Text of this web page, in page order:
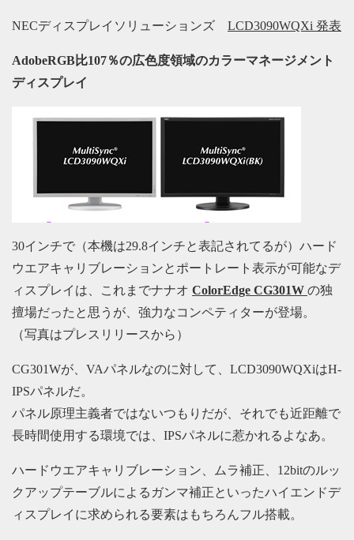
NECディスプレイソリューションズ LCD3090WQXi 発表
AdobeRGB比107％の広色度領域のカラーマネージメント
ディスプレイ
30インチで（本機は29.8インチと表記されてるが）ハード
ウエアキャリブレーションとポートレート表示が可能なデ
ィスプレイは、これまでナナオ ColorEdge CG301W の独
擅場だったと思うが、強力なコンペティターが登場。
（写真はプレスリリースから）
CG301Wが、VAパネルなのに対して、LCD3090WQXiはH-
IPSパネルだ。
パネル原理主義者ではないつもりだが、それでも近距離で
長時間使用する環境では、IPSパネルに惹かれるよなあ。
ハードウエアキャリブレーション、ムラ補正、12bitのルッ
クアップテーブルによるガンマ補正といったハイエンドデ
ィスプレイに求められる要素はもちろんフル搭載。